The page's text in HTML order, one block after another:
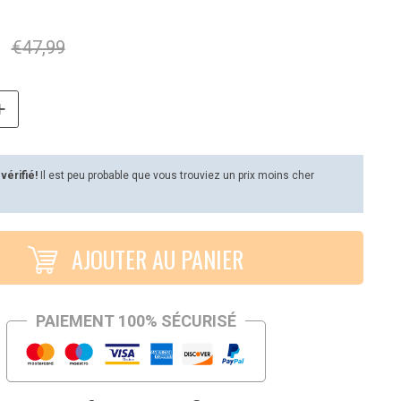
€47,99
vérifié!
Il est peu probable que vous trouviez un prix moins cher
AJOUTER AU PANIER
PAIEMENT 100% SÉCURISÉ